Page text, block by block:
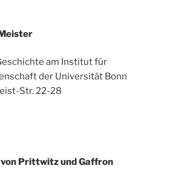
am Institut für
der Universität Bonn
Str. 22-28
von Prittwitz und Gaffron